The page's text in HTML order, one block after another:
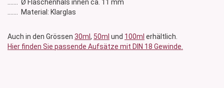
....... Ø Flaschenhals innen ca. 11 mm
....... Material: Klarglas
Auch in den Grössen 30ml , 50ml und 100ml erhältlich.
Hier finden Sie passende Aufsätze mit DIN 18 Gewinde.